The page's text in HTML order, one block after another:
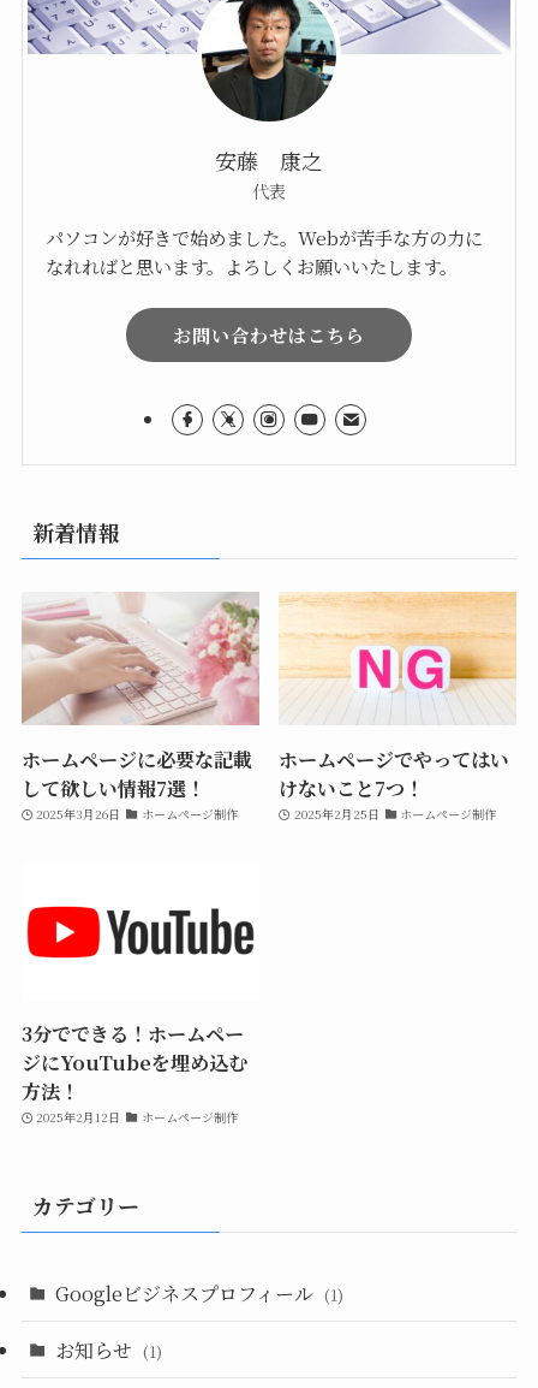
安藤 康之
代表
パソコンが好きで始めました。Webが苦手な方の力に
なれればと思います。よろしくお願いいたします。
お問い合わせはこちら
新着情報
ホームページに必要な記載
して欲しい情報7選！
2025年3月26日 ホームページ制作
ホームページでやってはい
けないこと7つ！
2025年2月25日 ホームページ制作
3分でできる！ホームペー
ジにYouTubeを埋め込む
方法！
2025年2月12日 ホームページ制作
カテゴリー
Googleビジネスプロフィール (1)
お知らせ (1)